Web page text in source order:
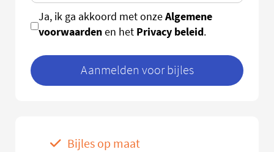
Ja, ik ga akkoord met onzeAlgemene
voorwaardenen het Privacy beleid.
Aanmelden voor bijles
Bijles op maat